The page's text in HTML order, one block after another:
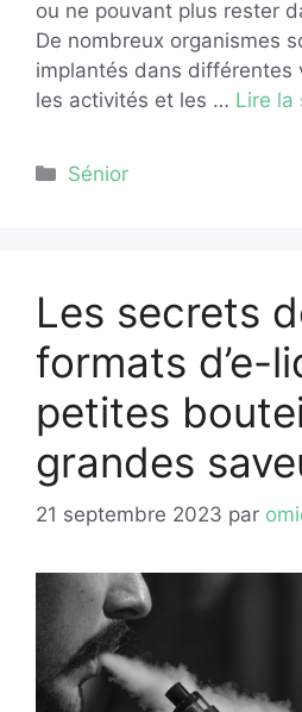
ou ne pouvant plus rester
De nombreux organismes
implantés dans différentes
les activités et les … Lire la
Catégories
Sénior
Les secrets
formats d’e-
petites
grandes
21 septembre 2023 par